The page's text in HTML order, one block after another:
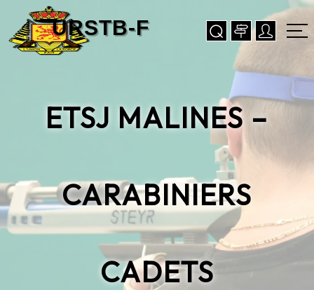
ETSJ MALINES –
CARABINIERS
CADETS